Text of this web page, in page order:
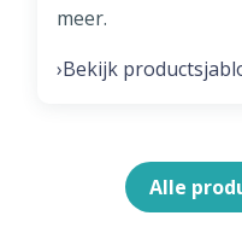
meer.
›Bekijk
Alle